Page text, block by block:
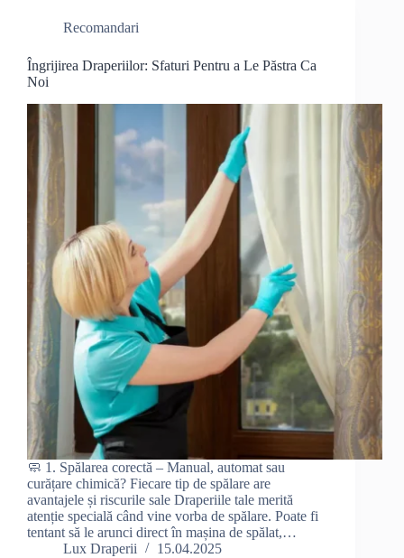
Recomandari
Îngrijirea Draperiilor: Sfaturi Pentru a Le Păstra Ca
Noi
🧼 1. Spălarea corectă – Manual, automat sau
curățare chimică? Fiecare tip de spălare are
avantajele și riscurile sale Draperiile tale merită
atenție specială când vine vorba de spălare. Poate fi
tentant să le arunci direct în mașina de spălat,…
Lux Draperii
15.04.2025